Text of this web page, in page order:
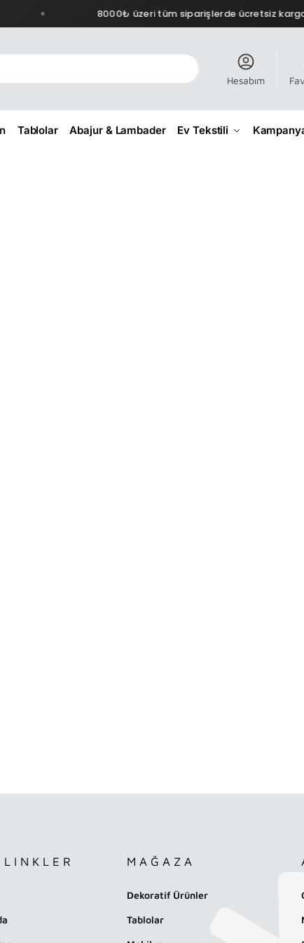
8000₺ üzeri tüm siparişlerde ücretsiz kargo
Hesabım
Tablolar Abajur & Lambader Ev Tekstili
MAĞAZA
Dekoratif Ürünler
Tablolar